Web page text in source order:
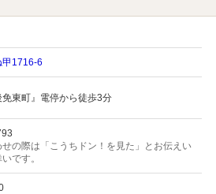
甲1716-6
免東町』電停から徒歩3分
の際は「こうちドン！を見た」とお伝えい
です。